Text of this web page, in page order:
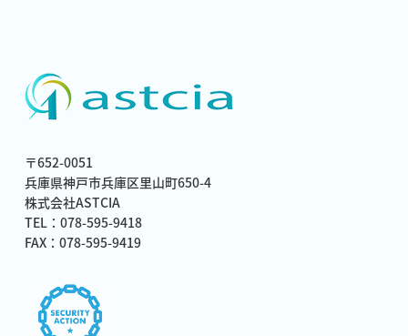
〒652-0051
兵庫県神戸市兵庫区里山町650-4
株式会社ASTCIA
TEL：078-595-9418
FAX：078-595-9419